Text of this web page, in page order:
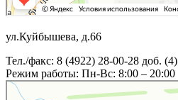
ул.Куйбышева, д.66
Тел./факс: 8 (4922) 28-00-28 доб. (4)
Режим работы: Пн-Вс: 8:00 – 20:00